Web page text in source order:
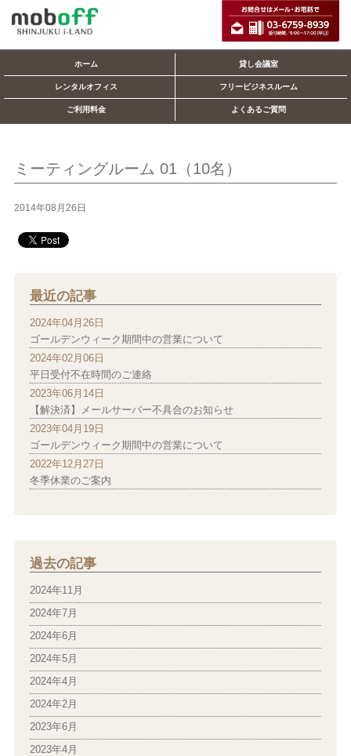
ホーム 貸し会議室
レンタルオフィス フリービジネスルーム
ご利用料金 よくあるご質問
ミーティングルーム 01（10名）
2014年08月26日
最近の記事
2024年04月26日
ゴールデンウィーク期間中の営業について
2024年02月06日
平日受付不在時間のご連絡
2023年06月14日
【解決済】メールサーバー不具合のお知らせ
2023年04月19日
ゴールデンウィーク期間中の営業について
2022年12月27日
冬季休業のご案内
過去の記事
2024年11月
2024年7月
2024年6月
2024年5月
2024年4月
2024年2月
2023年6月
2023年4月